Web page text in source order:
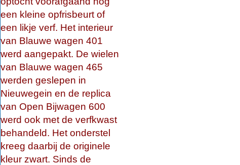
een kleine opfrisbeurt of
een likje verf. Het interieur
van Blauwe wagen 401
werd aangepakt. De wielen
van Blauwe wagen 465
werden geslepen in
Nieuwegein en de replica
van Open Bijwagen 600
werd ook met de verfkwast
behandeld. Het onderstel
kreeg daarbij de originele
kleur zwart. Sinds de